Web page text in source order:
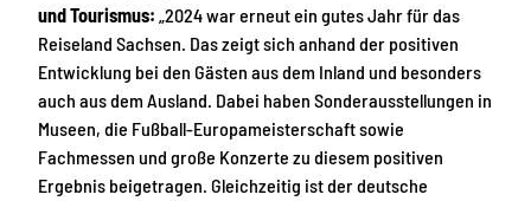
und Tourismus: „2024 war erneut ein gutes Jahr für das
Reiseland Sachsen. Das zeigt sich anhand der positiven
Entwicklung bei den Gästen aus dem Inland und besonders
auch aus dem Ausland. Dabei haben Sonderausstellungen in
Museen, die Fußball-Europameisterschaft sowie
Fachmessen und große Konzerte zu diesem positiven
Ergebnis beigetragen. Gleichzeitig ist der deutsche